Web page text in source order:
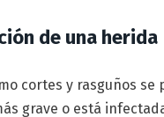
de una herida
cortes y rasguños
grave o está